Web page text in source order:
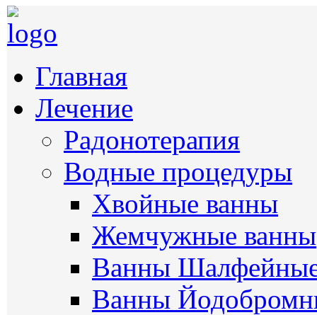
Главная
Лечение
Радонотерапия
Водные процедуры
Хвойные ванны
Жемчужные ванны
Ванны
Ванны